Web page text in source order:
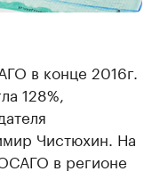
в конце 2016г.
128%,
Чистюхин. На
в регионе